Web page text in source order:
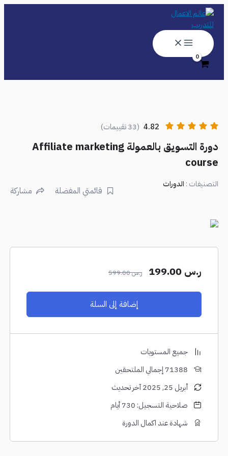
تخطي
المحتوى
4.82 (33 تقييمات)
دورة التسويق بالعمولة Affiliate marketing
course
التصنيفات : الدورات
قائمتي المفضلة مشاركة
ر.س ر.س599.00
إضافة إلى السلة
جميع المستويات
71388 إجمالي الملتحقين
أبريل 25, 2025 آخر تحديث
صلاحية التسجيل: 730 أيام
شهادة عند اكمال الدورة